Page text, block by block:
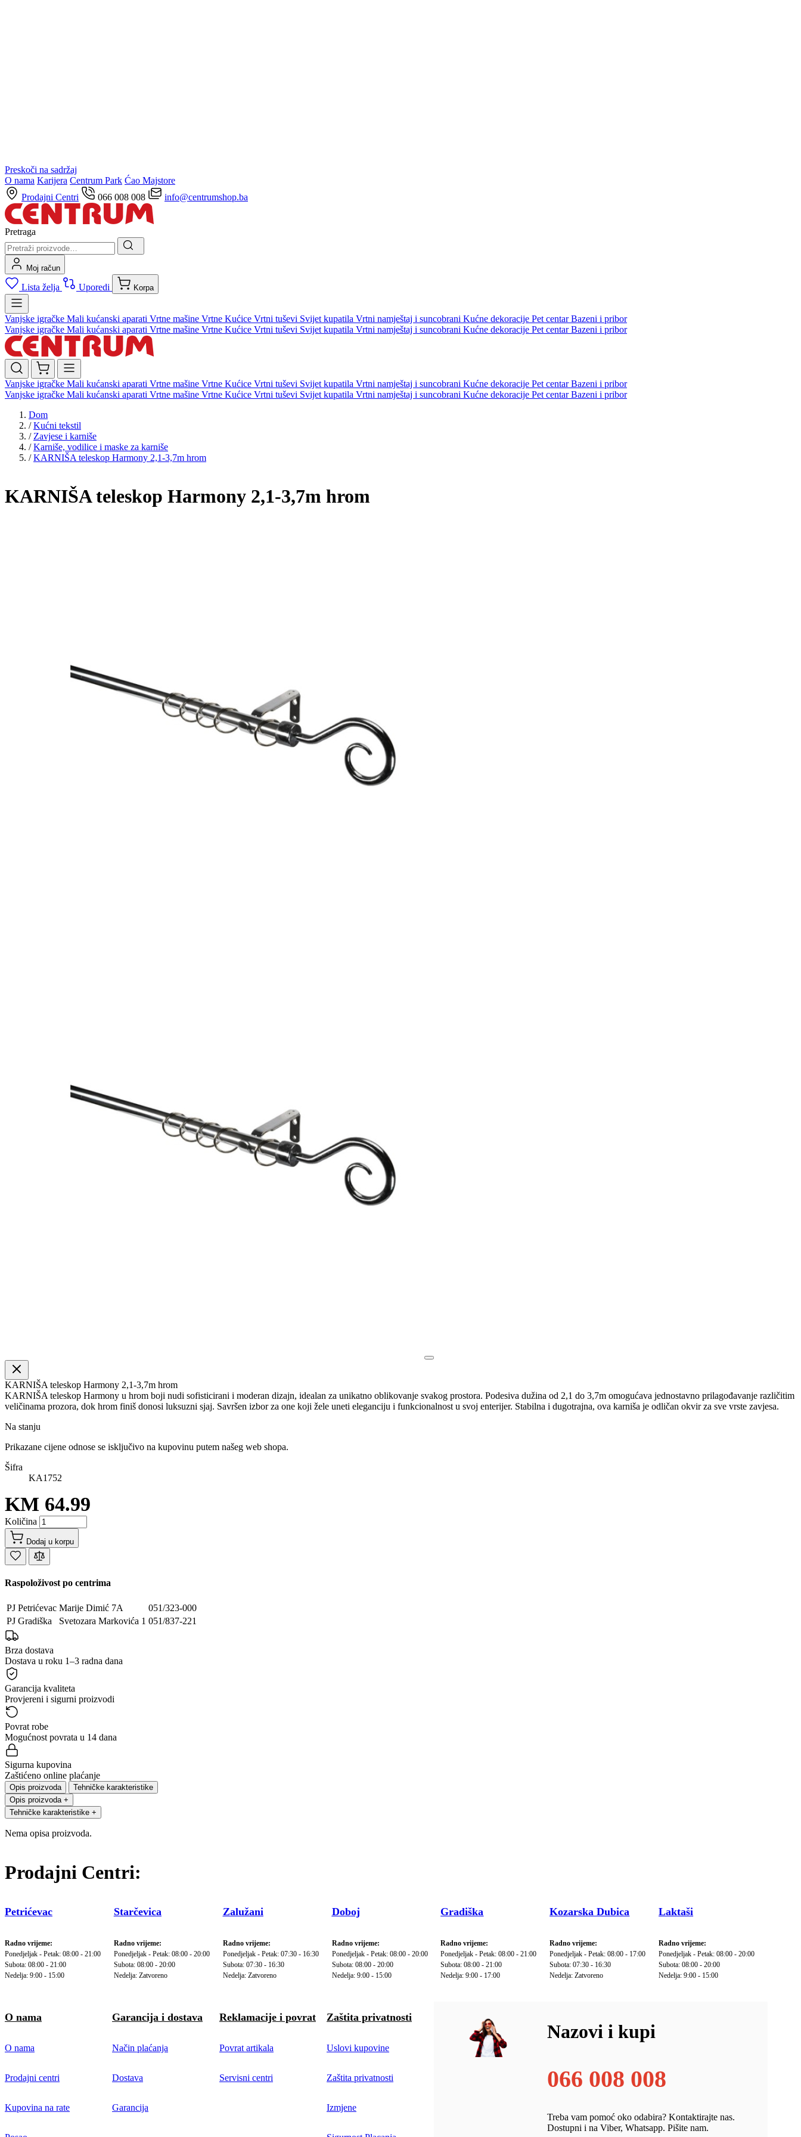
Preskoči na sadržaj
O nama Karijera Centrum Park Ćao Majstore
Prodajni Centri
066 008 008 info@centrumshop.ba
Pretraga
Moj račun
Lista želja Uporedi Korpa
Vanjske igračke Mali kućanski aparati Vrtne mašine Vrtne Kućice Vrtni tuševi Svijet kupatila Vrtni namještaj i suncobrani Kućne dekoracije Pet centarBazeni i pribor
Vanjske igračke Mali kućanski aparati Vrtne mašine Vrtne Kućice Vrtni tuševi Svijet kupatila Vrtni namještaj i suncobrani Kućne dekoracije Pet centarBazeni i pribor
Vanjske igračke Mali kućanski aparati Vrtne mašine Vrtne Kućice Vrtni tuševi Svijet kupatila Vrtni namještaj i suncobrani Kućne dekoracije Pet centarBazeni i pribor
Vanjske igračke Mali kućanski aparati Vrtne mašine Vrtne Kućice Vrtni tuševi Svijet kupatila Vrtni namještaj i suncobrani Kućne dekoracije Pet centarBazeni i pribor
Dom
/ Kućni tekstil
/ Zavjese i karniše
/ Karniše, vodilice i maske za karniše
/ KARNIŠA teleskop Harmony 2,1-3,7m hrom
KARNIŠA teleskop Harmony 2,1-3,7m hrom
KARNIŠA teleskop Harmony 2,1-3,7m hrom
KARNIŠA teleskop Harmony u hrom boji nudi sofisticirani i moderan dizajn, idealan za unikatno oblikovanje svakog prostora. Podesiva dužina od 2,1 do 3,7m omogućava jednostavno prilagođavanje različitim
veličinama prozora, dok hrom finiš donosi luksuzni sjaj. Savršen izbor za one koji žele uneti eleganciju i funkcionalnost u svoj enterijer. Stabilna i dugotrajna, ova karniša je odličan okvir za sve vrste zavjesa.
Na stanju
Prikazane cijene odnose se isključivo na kupovinu putem našeg web shopa.
Šifra
KA1752
KM 64.99
Količina
Dodaj u korpu
Raspoloživost po centrima
PJ Petrićevac Marije Dimić 7A
051/323-000
PJ Gradiška
Svetozara Markovića 1 051/837-221
Brza dostava
Dostava u roku 1–3 radna dana
Garancija kvaliteta
Provjereni i sigurni proizvodi
Povrat robe
Mogućnost povrata u 14 dana
Sigurna kupovina
Zaštićeno online plaćanje
Opis proizvoda
Tehničke karakteristike
Opis proizvoda +
Tehničke karakteristike +
Nema opisa proizvoda.
Prodajni Centri:
Petrićevac
Radno vrijeme:
Ponedjeljak - Petak: 08:00 - 21:00
Subota: 08:00 - 21:00
Nedelja: 9:00 - 15:00
Starčevica
Radno vrijeme:
Ponedjeljak - Petak: 08:00 - 20:00
Subota: 08:00 - 20:00
Nedelja: Zatvoreno
Zalužani
Radno vrijeme:
Ponedjeljak - Petak: 07:30 - 16:30
Subota: 07:30 - 16:30
Nedelja: Zatvoreno
Doboj
Radno vrijeme:
Ponedjeljak - Petak: 08:00 - 20:00
Subota: 08:00 - 20:00
Nedelja: 9:00 - 15:00
Gradiška
Radno vrijeme:
Ponedjeljak - Petak: 08:00 - 21:00
Subota: 08:00 - 21:00
Nedelja: 9:00 - 17:00
Kozarska Dubica
Radno vrijeme:
Ponedjeljak - Petak: 08:00 - 17:00
Subota: 07:30 - 16:30
Nedelja: Zatvoreno
Laktaši
Radno vrijeme:
Ponedjeljak - Petak: 08:00 - 20:00
Subota: 08:00 - 20:00
Nedelja: 9:00 - 15:00
O nama
O nama
Prodajni centri
Kupovina na rate
Garancija i dostava
Način plaćanja
Dostava
Garancija
Reklamacije i povrat
Povrat artikala
Servisni centri
Zaštita privatnosti
Uslovi kupovine
Zaštita privatnosti
Izmjene
Nazovi i kupi
066 008 008
Treba vam pomoć oko odabira? Kontaktirajte nas.
Dostupni i na Viber, Whatsapp. Pišite nam.